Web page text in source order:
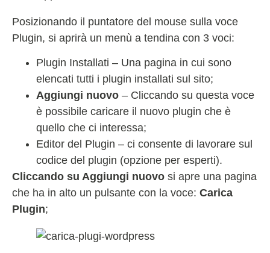
Posizionando il puntatore del mouse sulla voce
Plugin, si aprirà un menù a tendina con 3 voci:
Plugin Installati – Una pagina in cui sono
elencati tutti i plugin installati sul sito;
Aggiungi nuovo – Cliccando su questa voce
è possibile caricare il nuovo plugin che è
quello che ci interessa;
Editor del Plugin – ci consente di lavorare sul
codice del plugin (opzione per esperti).
Cliccando su Aggiungi nuovo si apre una pagina
che ha in alto un pulsante con la voce: Carica
Plugin;